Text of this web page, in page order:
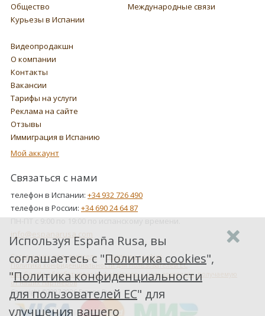
Общество
Международные связи
Курьезы в Испании
Видеопродакшн
О компании
Контакты
Вакансии
Тарифы на услуги
Реклама на сайте
Отзывы
Иммиграция в Испанию
Мой аккаунт
Связаться с нами
телефон в Испании: +34 932 726 490
телефон в России: +34 690 24 64 87
ПН-ПТ с 9:00 по 19:00 по испанскому времени.
info@espanarusa.com
Соглашение пользователя
Политика cookies
Политика конфиденциальности для пользователей ЕС
Как Google обрабатывает информацию о пользователях, получаемую
от наших партнеров
Copyright ©2007-2026 Espana Rusa
Используя España Rusa, вы
соглашаетесь с "Политика cookies",
"Политика конфиденциальности
для пользователей ЕС" для
улучшения вашего